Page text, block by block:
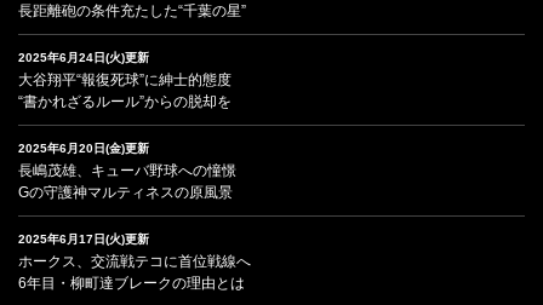
長距離砲の条件充たした“千葉の星”
2025年6月24日(火)更新
大谷翔平“報復死球”に紳士的態度
“書かれざるルール”からの脱却を
2025年6月20日(金)更新
長嶋茂雄、キューバ野球への憧憬
Gの守護神マルティネスの原風景
2025年6月17日(火)更新
ホークス、交流戦テコに首位戦線へ
6年目・柳町達ブレークの理由とは